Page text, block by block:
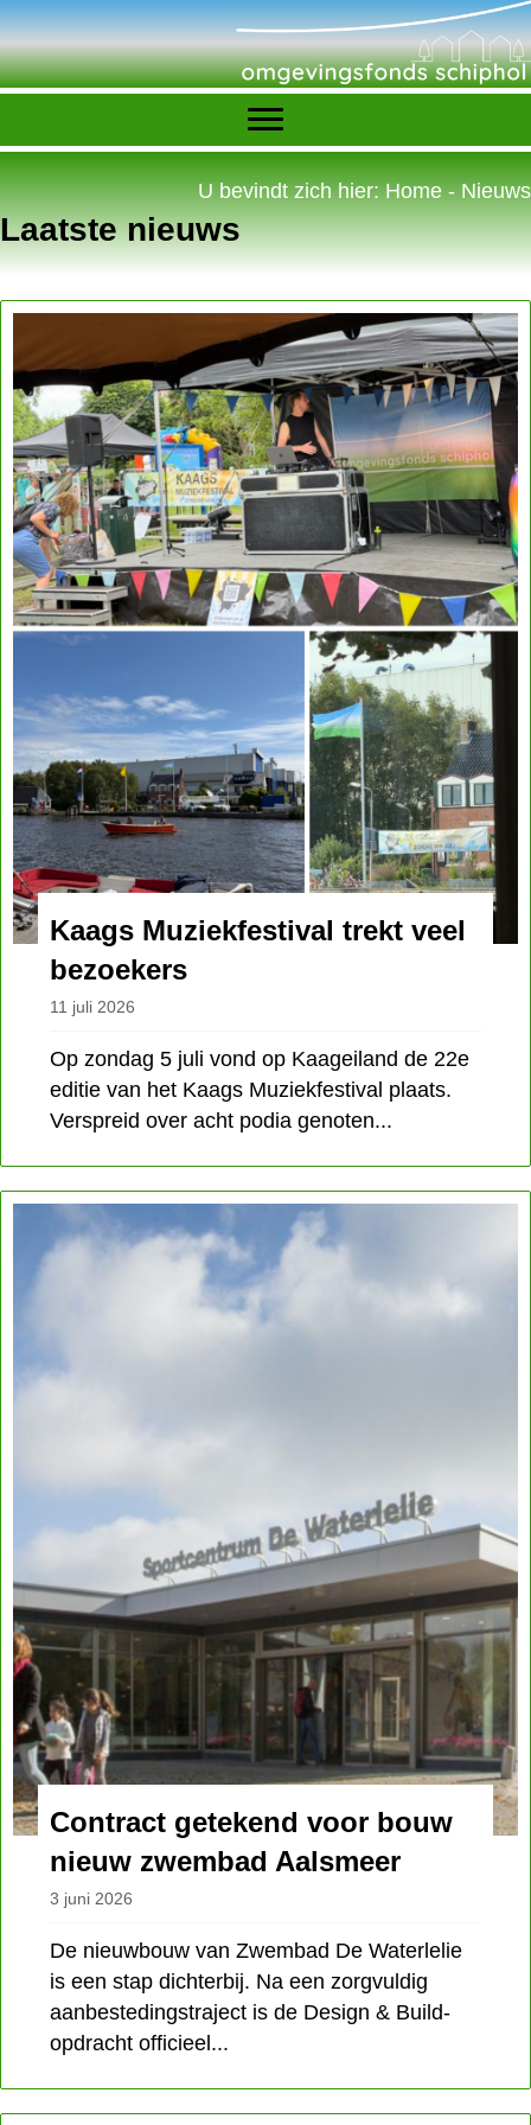
U bevindt zich hier: Home - Nieuws
Laatste nieuws
Kaags Muziekfestival trekt veel
bezoekers
11 juli 2026
Op zondag 5 juli vond op Kaageiland de 22e
editie van het Kaags Muziekfestival plaats.
Verspreid over acht podia genoten...
Contract getekend voor bouw
nieuw zwembad Aalsmeer
3 juni 2026
De nieuwbouw van Zwembad De Waterlelie
is een stap dichterbij. Na een zorgvuldig
aanbestedingstraject is de Design & Build-
opdracht officieel...